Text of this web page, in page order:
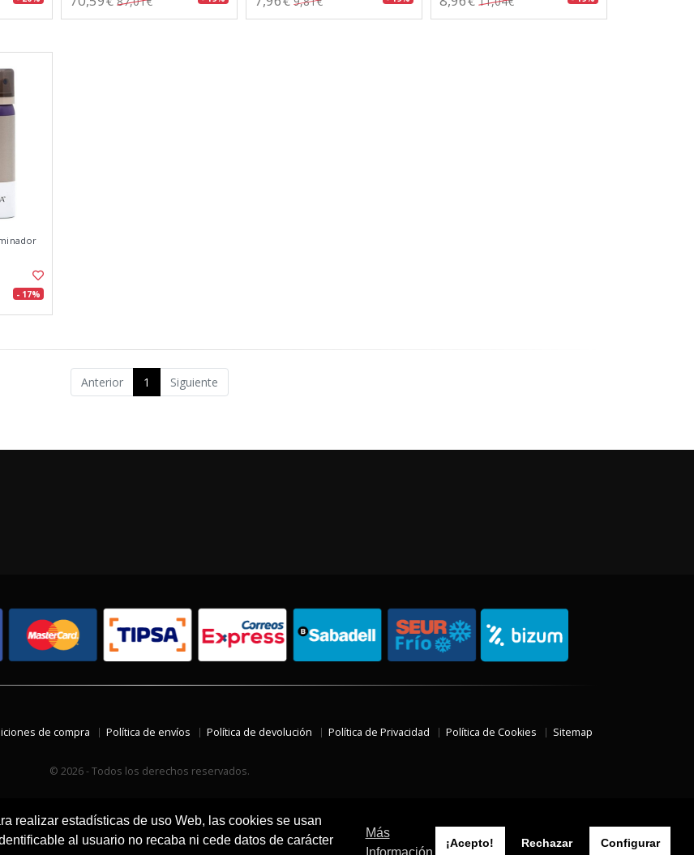
realizar estadísticas de uso Web, las cookies se usan
al usuario no recaba ni cede datos de carácter
Más
Información
¡Acepto! Rechazar Configurar
- 17%
Anterior 1 Siguiente
de compra Política de envíos Política de devolución Política de Privacidad Política de Cookies Sitemap
© 2026 - Todos los derechos reservados.